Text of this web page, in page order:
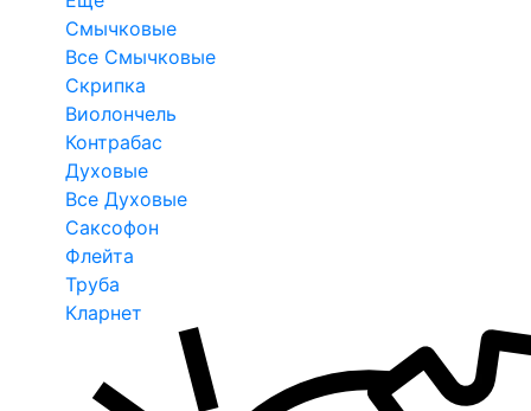
Смычковые
Все Смычковые
Скрипка
Виолончель
Контрабас
Духовые
Все Духовые
Саксофон
Флейта
Труба
Кларнет